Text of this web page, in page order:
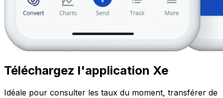
Téléchargez l'application Xe
Idéale pour consulter les taux du moment, transférer de